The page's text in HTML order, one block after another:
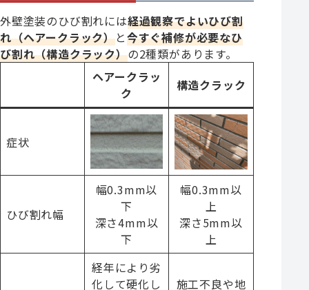
外壁塗装のひび割れには経過観察でよいひび割
れ（ヘアークラック）と今すぐ補修が必要なひ
び割れ（構造クラック）の2種類があります。
ヘアークラッ
ク
構造クラック
症状
ひび割れ幅
幅0.3mm以
下
深さ4mm以
下
幅0.3mm以
上
深さ5mm以
上
経年により劣
化して硬化し
施工不良や地